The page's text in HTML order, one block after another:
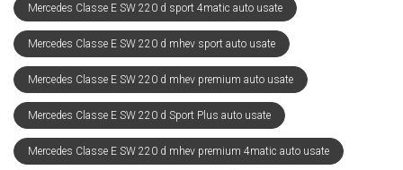
Mercedes Classe E SW 220 d sport 4matic auto usate
Mercedes Classe E SW 220 d mhev sport auto usate
Mercedes Classe E SW 220 d mhev premium auto usate
Mercedes Classe E SW 220 d Sport Plus auto usate
Mercedes Classe E SW 220 d mhev premium 4matic auto usate